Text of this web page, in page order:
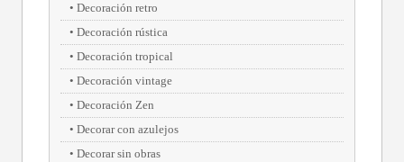
Decoración retro
Decoración rústica
Decoración tropical
Decoración vintage
Decoración Zen
Decorar con azulejos
Decorar sin obras